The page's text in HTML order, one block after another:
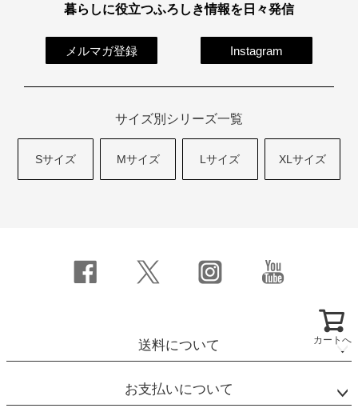
カートへ
暮らしに役立つふろしき情報を日々発信
メルマガ登録 Instagram
サイズ別シリーズ一覧
Sサイズ Mサイズ Lサイズ XLサイズ
送料について
お支払いについて